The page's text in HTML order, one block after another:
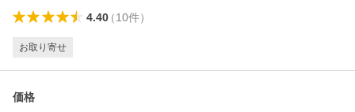
4.40（10件）
お取り寄せ
価格